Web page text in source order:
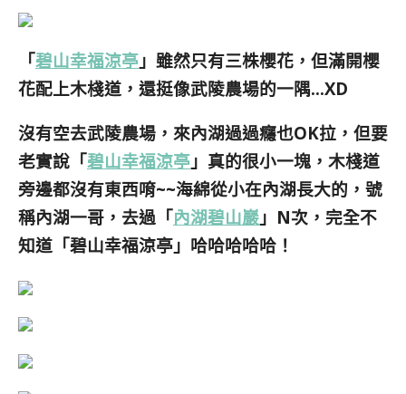
「碧山幸福涼亭 」雖然只有三株櫻花，但滿開櫻
花配上木棧道，還挺像武陵農場的一隅…XD
沒有空去武陵農場，來內湖過過癮也OK拉，但要
老實說「碧山幸福涼亭 」真的很小一塊，木棧道
旁邊都沒有東西唷~~海綿從小在內湖長大的，號
稱內湖一哥，去過「內湖碧山巖 」N次，完全不
知道「碧山幸福涼亭」哈哈哈哈哈！